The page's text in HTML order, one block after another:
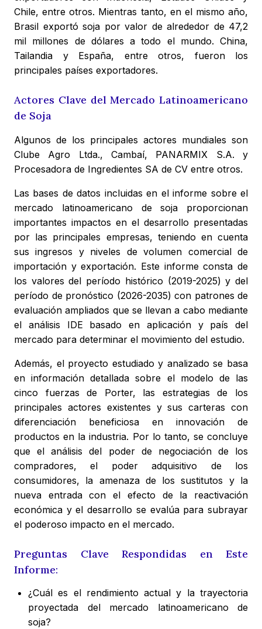
Chile, entre otros. Mientras tanto, en el mismo año,
Brasil exportó soja por valor de alrededor de 47,2
mil millones de dólares a todo el mundo. China,
Tailandia y España, entre otros, fueron los
principales países exportadores.
Actores Clave del Mercado Latinoamericano
de Soja
Algunos de los principales actores mundiales son
Clube Agro Ltda., Cambaí, PANARMIX S.A. y
Procesadora de Ingredientes SA de CV entre otros.
Las bases de datos incluidas en el informe sobre el
mercado latinoamericano de soja proporcionan
importantes impactos en el desarrollo presentadas
por las principales empresas, teniendo en cuenta
sus ingresos y niveles de volumen comercial de
importación y exportación. Este informe consta de
los valores del período histórico (2019-2025) y del
período de pronóstico (2026-2035) con patrones de
evaluación ampliados que se llevan a cabo mediante
el análisis IDE basado en aplicación y país del
mercado para determinar el movimiento del estudio.
Además, el proyecto estudiado y analizado se basa
en información detallada sobre el modelo de las
cinco fuerzas de Porter, las estrategias de los
principales actores existentes y sus carteras con
diferenciación beneficiosa en innovación de
productos en la industria. Por lo tanto, se concluye
que el análisis del poder de negociación de los
compradores, el poder adquisitivo de los
consumidores, la amenaza de los sustitutos y la
nueva entrada con el efecto de la reactivación
económica y el desarrollo se evalúa para subrayar
el poderoso impacto en el mercado.
Preguntas Clave Respondidas en Este
Informe:
¿Cuál es el rendimiento actual y la trayectoria
proyectada del mercado latinoamericano de
soja?